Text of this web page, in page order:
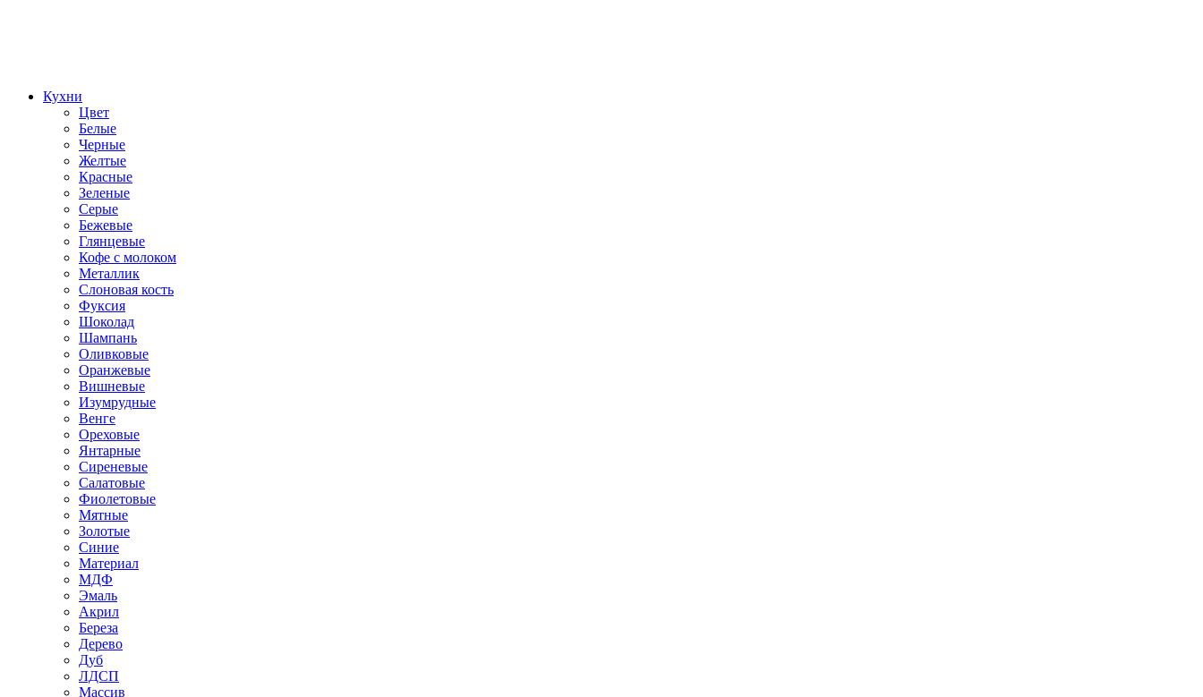
Кухни
Цвет
Белые
Черные
Желтые
Красные
Зеленые
Серые
Бежевые
Глянцевые
Кофе с молоком
Металлик
Слоновая кость
Фуксия
Шоколад
Шампань
Оливковые
Оранжевые
Вишневые
Изумрудные
Венге
Ореховые
Янтарные
Сиреневые
Салатовые
Фиолетовые
Мятные
Золотые
Синие
Материал
МДФ
Эмаль
Акрил
Береза
Дерево
Дуб
ЛДСП
Массив